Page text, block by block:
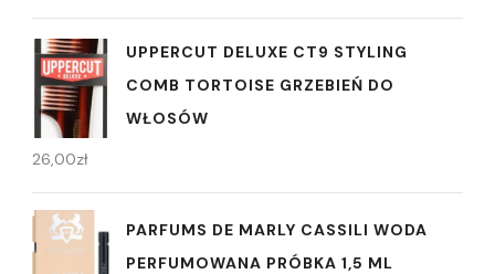
UPPERCUT DELUXE CT9 STYLING
COMB TORTOISE GRZEBIEŃ DO
WŁOSÓW
26,00zł
PARFUMS DE MARLY CASSILI WODA
PERFUMOWANA PRÓBKA 1,5 ML